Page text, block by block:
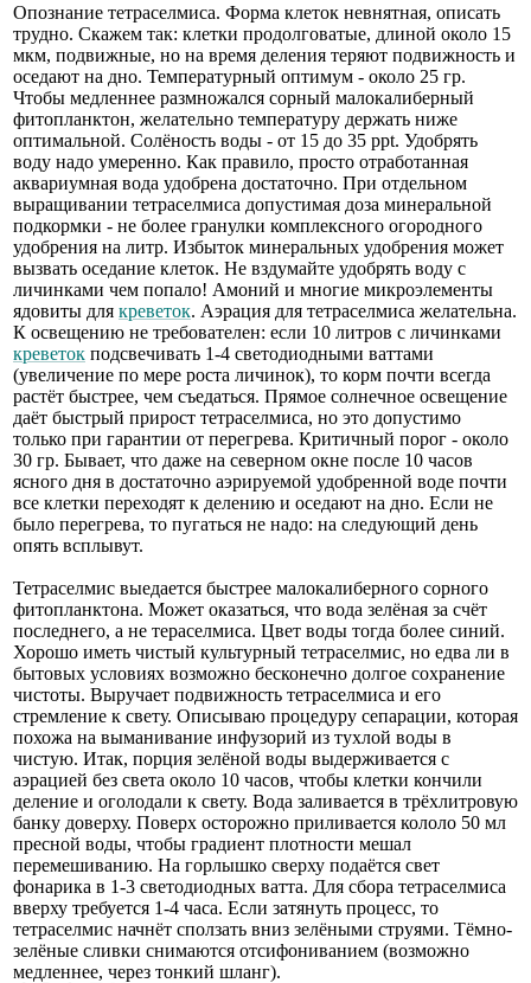
Опознание тетраселмиса. Форма клеток невнятная, описать
трудно. Скажем так: клетки продолговатые, длиной около 15
мкм, подвижные, но на время деления теряют подвижность и
оседают на дно. Температурный оптимум - около 25 гр.
Чтобы медленнее размножался сорный малокалиберный
фитопланктон, желательно температуру держать ниже
оптимальной. Солёность воды - от 15 до 35 ppt. Удобрять
воду надо умеренно. Как правило, просто отработанная
аквариумная вода удобрена достаточно. При отдельном
выращивании тетраселмиса допустимая доза минеральной
подкормки - не более гранулки комплексного огородного
удобрения на литр. Избыток минеральных удобрения может
вызвать оседание клеток. Не вздумайте удобрять воду с
личинками чем попало! Амоний и многие микроэлементы
ядовиты для креветок. Аэрация для тетраселмиса желательна.
К освещению не требователен: если 10 литров с личинками
креветок подсвечивать 1-4 светодиодными ваттами
(увеличение по мере роста личинок), то корм почти всегда
растёт быстрее, чем съедаться. Прямое солнечное освещение
даёт быстрый прирост тетраселмиса, но это допустимо
только при гарантии от перегрева. Критичный порог - около
30 гр. Бывает, что даже на северном окне после 10 часов
ясного дня в достаточно аэрируемой удобренной воде почти
все клетки переходят к делению и оседают на дно. Если не
было перегрева, то пугаться не надо: на следующий день
опять всплывут.
Тетраселмис выедается быстрее малокалиберного сорного
фитопланктона. Может оказаться, что вода зелёная за счёт
последнего, а не тераселмиса. Цвет воды тогда более синий.
Хорошо иметь чистый культурный тетраселмис, но едва ли в
бытовых условиях возможно бесконечно долгое сохранение
чистоты. Выручает подвижность тетраселмиса и его
стремление к свету. Описываю процедуру сепарации, которая
похожа на выманивание инфузорий из тухлой воды в
чистую. Итак, порция зелёной воды выдерживается с
аэрацией без света около 10 часов, чтобы клетки кончили
деление и оголодали к свету. Вода заливается в трёхлитровую
банку доверху. Поверх осторожно приливается кололо 50 мл
пресной воды, чтобы градиент плотности мешал
перемешиванию. На горлышко сверху подаётся свет
фонарика в 1-3 светодиодных ватта. Для сбора тетраселмиса
вверху требуется 1-4 часа. Если затянуть процесс, то
тетраселмис начнёт сползать вниз зелёными струями. Тёмно-
зелёные сливки снимаются отсифониванием (возможно
медленнее, через тонкий шланг).